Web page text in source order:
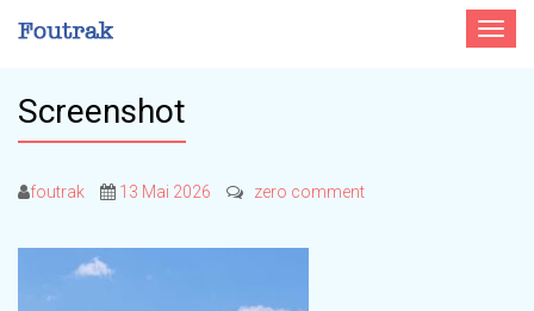
Toggle
Screenshot
foutrak 13 Mai 2026 zero comment